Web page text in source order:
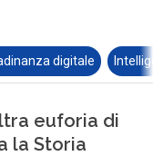
digitale
euforia di
la Storia